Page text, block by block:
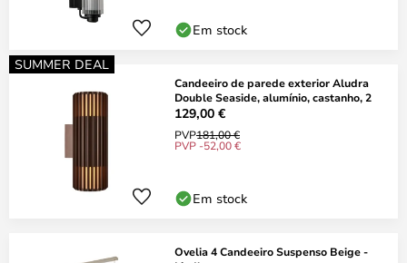
Em stock
SUMMER DEAL
Candeeiro de parede exterior Aludra
Double Seaside, alumínio, castanho, 2
129,00 €
PVP181,00 €
PVP -52,00 €
Em stock
Ovelia 4 Candeeiro Suspenso Beige -